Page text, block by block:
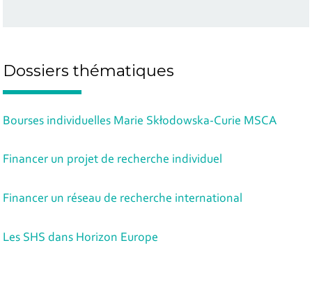
Dossiers thématiques
Bourses individuelles Marie Skłodowska-Curie MSCA
Financer un projet de recherche individuel
Financer un réseau de recherche international
Les SHS dans Horizon Europe